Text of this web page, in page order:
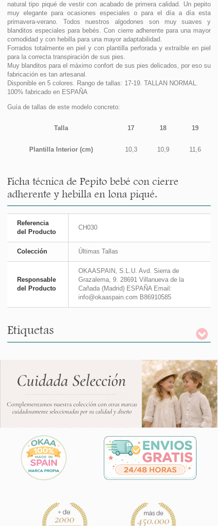
natural tipo piqué de vestir con acabado de primera calidad. Un pepito
muy elegante para ocasiones especiales o para el día a día esta
primavera-verano. Todos nuestros algodones son muy suaves y
blanditos especiales para bebés. Con cierre adherente para una mayor
comodidad y con hebilla para una mayor adaptabilidad.
Forrados totalmente en piel y con plantilla perforada y extraíble en piel
para la correcta transpiración de sus pies.
Muy blanditos para el máximo confort de sus pies delicados, por eso su
fabricación es tan artesanal.
Disponible en 5 colores. Rango de tallas: 17-19. TALLAN NORMAL.
100% fabricado en ESPAÑA
Guía de tallas de este modelo concreto:
Talla 17 18 19
Plantilla Interior (cm) 10,3 10,9 11,6
Ficha técnica de Pepito bebé con cierre
adherente y hebilla en lona piqué.
Referencia
del Producto
CH030
Colección Últimas Tallas
Responsable
del Producto
OKAASPAIN, S.L.U. Avd. Sierra de
Grazalema, 9. 28691 Villanueva de la
Cañada (Madrid) ESPAÑA Email:
info@okaaspain.com B86910585
Etiquetas